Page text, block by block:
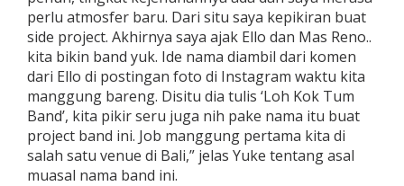
perlu atmosfer baru. Dari situ saya kepikiran buat
side project. Akhirnya saya ajak Ello dan Mas Reno..
kita bikin band yuk. Ide nama diambil dari komen
dari Ello di postingan foto di Instagram waktu kita
manggung bareng. Disitu dia tulis ‘Loh Kok Tum
Band’, kita pikir seru juga nih pake nama itu buat
project band ini. Job manggung pertama kita di
salah satu venue di Bali,” jelas Yuke tentang asal
muasal nama band ini.